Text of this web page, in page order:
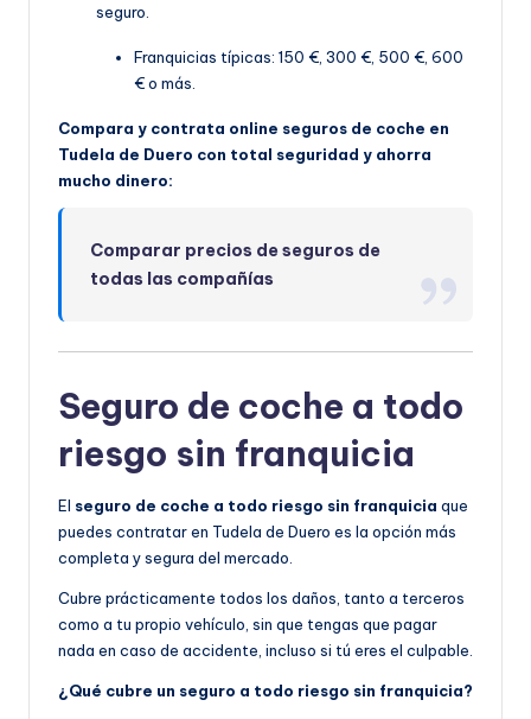
seguro.
Franquicias típicas: 150 €, 300 €, 500 €, 600
€ o más.
Compara y contrata online seguros de coche en
Tudela de Duero con total seguridad y ahorra
mucho dinero:
Comparar precios de seguros de
todas las compañías
Seguro de coche a todo
riesgo sin franquicia
El seguro de coche a todo riesgo sin franquicia que
puedes contratar en Tudela de Duero es la opción más
completa y segura del mercado.
Cubre prácticamente todos los daños, tanto a terceros
como a tu propio vehículo, sin que tengas que pagar
nada en caso de accidente, incluso si tú eres el culpable.
¿Qué cubre un seguro a todo riesgo sin franquicia?